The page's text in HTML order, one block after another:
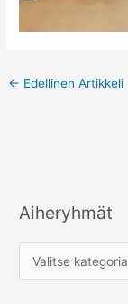
← Edellinen Artikkeli
Aiheryhmät
A
e